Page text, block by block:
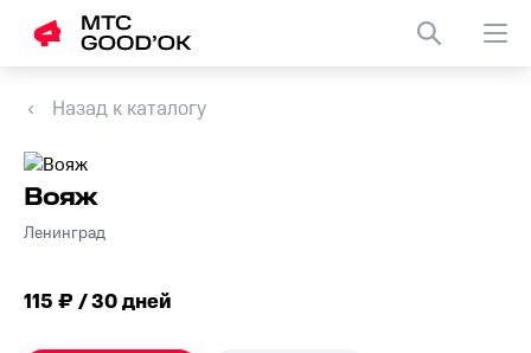
Назад к каталогу
Вояж
Ленинград
115 ₽ / 30 дней